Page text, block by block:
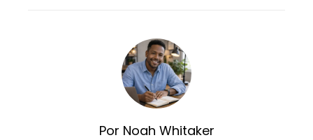
Por Noah Whitaker